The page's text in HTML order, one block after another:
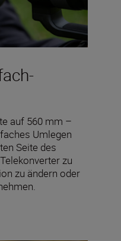
auf 560 mm –
Umlegen
Seite des
zu
zu ändern oder